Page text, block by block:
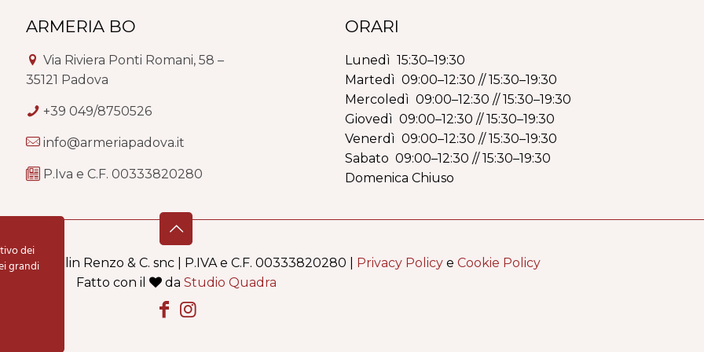
ARMERIA BO
Via Riviera Ponti Romani, 58 –
35121 Padova
+39 049/8750526
info@armeriapadova.it
P.Iva e C.F. 00333820280
ORARI
Lunedì 15:30–19:30
Martedì 09:00–12:30 // 15:30–19:30
Mercoledì 09:00–12:30 // 15:30–19:30
Giovedì 09:00–12:30 // 15:30–19:30
Venerdì 09:00–12:30 // 15:30–19:30
Sabato 09:00–12:30 // 15:30–19:30
Domenica Chiuso
Schiavolin Renzo & C. snc | P.IVA e C.F. 00333820280 | Privacy Policy e Cookie Policy
Fatto con il
da Studio Quadra
dei
grandi